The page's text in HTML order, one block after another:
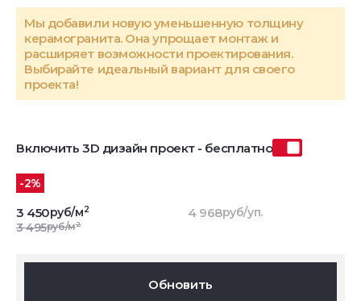
Мы добавили новую уменьшенную толщину
керамогранита. Она упрощает монтаж и
расширяет возможности проектирования.
Выбирайте идеальный вариант для своего
проекта!
Включить 3D дизайн проект - бесплатно
-2%
3 450руб/м2
3 495руб/м2
4 968руб/уп.
Обновить